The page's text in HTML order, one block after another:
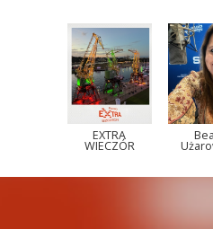
EXTRA
WIECZÓR